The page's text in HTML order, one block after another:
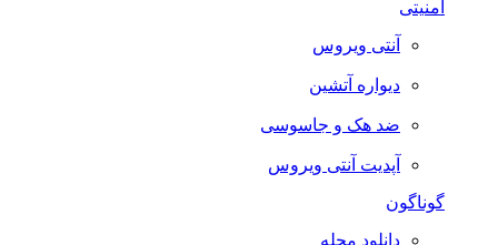
امنیتی
آنتی ویروس
دیواره آتشین
ضد هک و جاسوسی
آپدیت آنتی ویروس
گوناگون
دانلود مجله